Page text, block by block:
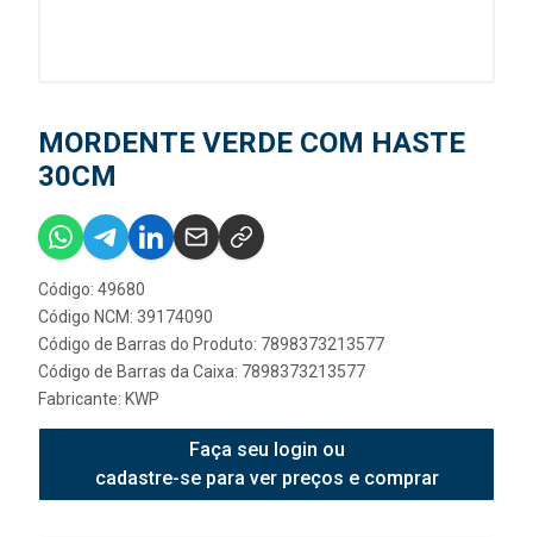
MORDENTE VERDE COM HASTE
30CM
Código: 49680
Código NCM: 39174090
Código de Barras do Produto: 7898373213577
Código de Barras da Caixa: 7898373213577
Fabricante: KWP
Faça seu login ou
cadastre-se para ver preços e comprar